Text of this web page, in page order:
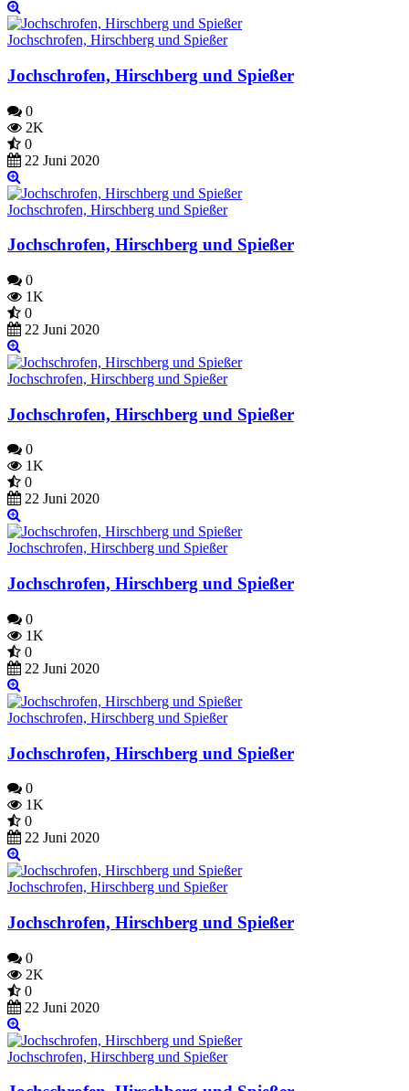
Jochschrofen, Hirschberg und Spießer
Jochschrofen, Hirschberg und Spießer
0
2K
0
22 Juni 2020
Jochschrofen, Hirschberg und Spießer
Jochschrofen, Hirschberg und Spießer
0
1K
0
22 Juni 2020
Jochschrofen, Hirschberg und Spießer
Jochschrofen, Hirschberg und Spießer
0
1K
0
22 Juni 2020
Jochschrofen, Hirschberg und Spießer
Jochschrofen, Hirschberg und Spießer
0
1K
0
22 Juni 2020
Jochschrofen, Hirschberg und Spießer
Jochschrofen, Hirschberg und Spießer
0
1K
0
22 Juni 2020
Jochschrofen, Hirschberg und Spießer
Jochschrofen, Hirschberg und Spießer
0
2K
0
22 Juni 2020
Jochschrofen, Hirschberg und Spießer